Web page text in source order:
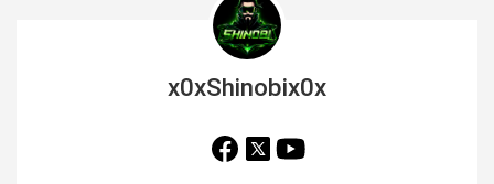
x0xShinobix0x